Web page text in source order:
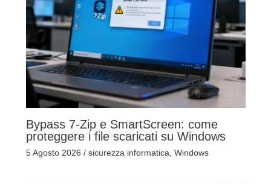
Bypass 7-Zip e SmartScreen: come
proteggere i file scaricati su Windows
5 Agosto 2026 / sicurezza informatica Windows